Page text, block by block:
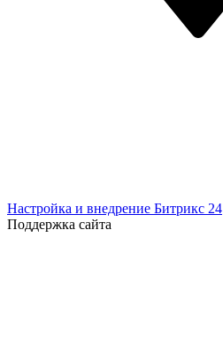
Настройка и внедрение Битрикс 24
Поддержка сайта